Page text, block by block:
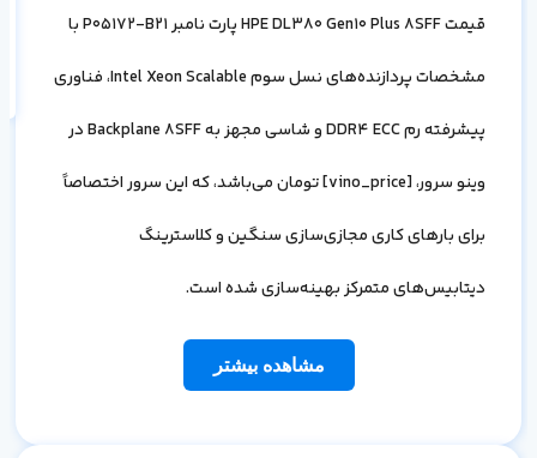
قیمتHPE DL380 Gen10 Plus 8SFFپارت نامبرP05172-B21با
مشخصات پردازنده‌های نسل سومIntel Xeon Scalable، فناوری
پیشرفته رمDDR4 ECCو شاسی مجهز بهBackplane 8SFFدر
وینو سرور، [vino_price] تومان می‌باشد، که این سرور اختصاصاً
برای بارهای کاری مجازی‌سازی سنگین و کلاسترینگ
دیتابیس‌های متمرکز بهینه‌سازی شده است.
مشاهده بیشتر